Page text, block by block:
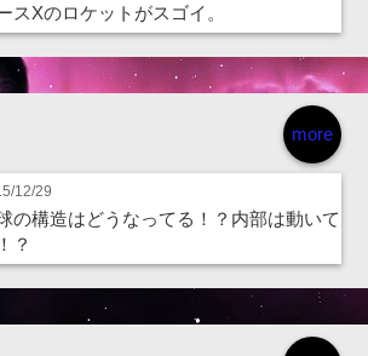
スXのロケットがスゴイ。
more
12/29
の構造はどうなってる！？内部は動いて
？